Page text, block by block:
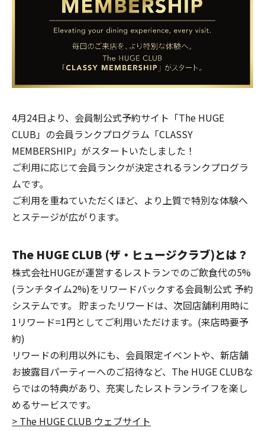
4月24日より、会員制公式予約サイト「The HUGE
CLUB」の会員ランクプログラム「CLASSY
MEMBERSHIP」がスタートいたしました！
ご利用に応じて会員ランクが決定されるランクプログラ
ムです。
ご利用を重ねていただくほど、より上質で特別な体験へ
とステージが広がります。
The HUGE CLUB (ザ・ヒュージクラブ)とは？
株式会社HUGEが運営するレストランでのご飲食代の5%
(ランチタイム2%)をリワードバックする会員制公式 予約
システムです。 貯まったリワードは、次回店舗利用時に
1リワード=1円としてご利用いただけます。(来店時要予
約)
リワードの利用以外にも、会員限定イベントや、新店舗
お披露目パーティーへのご招待など、The HUGE CLUBな
らではの特典があり、充実したレストランライフを楽し
めるサービスです。
> The HUGE CLUB ウェブサイト